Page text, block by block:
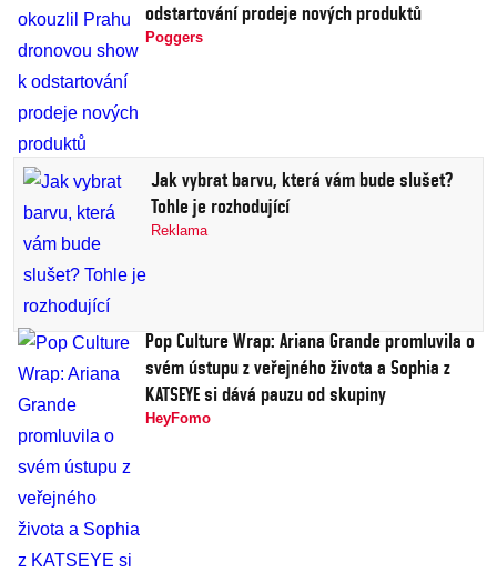
odstartování prodeje nových produktů
Poggers
Jak vybrat barvu, která vám bude slušet?
Tohle je rozhodující
Reklama
Pop Culture Wrap: Ariana Grande promluvila o
svém ústupu z veřejného života a Sophia z
KATSEYE si dává pauzu od skupiny
HeyFomo